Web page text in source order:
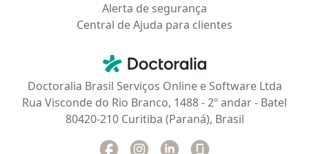
Alerta de segurança
Central de Ajuda para clientes
Doctoralia - Homepage
Doctoralia Brasil Serviços Online e Software Ltda
Rua Visconde do Rio Branco, 1488 - 2º andar - Batel
80420-210 Curitiba (Paraná), Brasil
Facebook
abre num novo separador
Instagram
abre num novo separador
Linkedin
abre num novo